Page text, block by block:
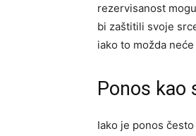
rezervisanost
bi zaštitili svoje
iako to možda
Ponos kao
Iako je ponos